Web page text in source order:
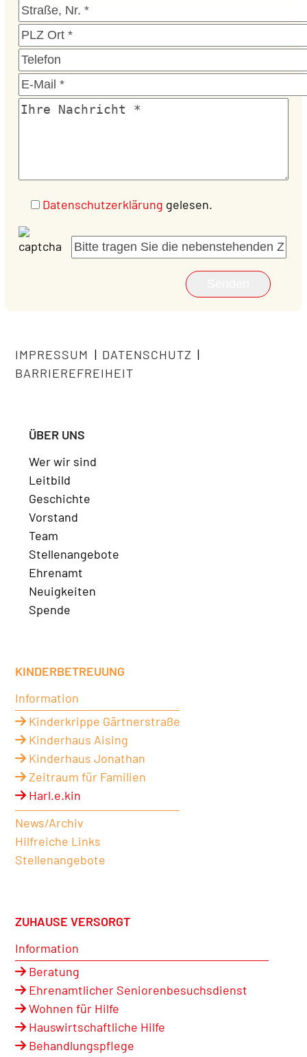
Datenschutzerklärung gelesen.
IMPRESSUM | DATENSCHUTZ |
BARRIEREFREIHEIT
ÜBER UNS
Wer wir sind
Leitbild
Geschichte
Vorstand
Team
Stellenangebote
Ehrenamt
Neuigkeiten
Spende
KINDERBETREUUNG
Information
Kinderkrippe Gärtnerstraße
Kinderhaus Aising
Kinderhaus Jonathan
Zeitraum für Familien
Harl.e.kin
News/Archiv
Hilfreiche Links
Stellenangebote
ZUHAUSE VERSORGT
Information
Beratung
Ehrenamtlicher Seniorenbesuchsdienst
Wohnen für Hilfe
Hauswirtschaftliche Hilfe
Behandlungspflege